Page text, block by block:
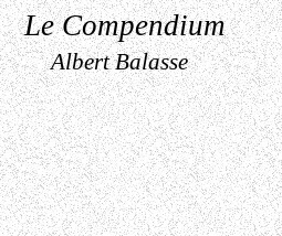
Le Compendium
Albert Balasse